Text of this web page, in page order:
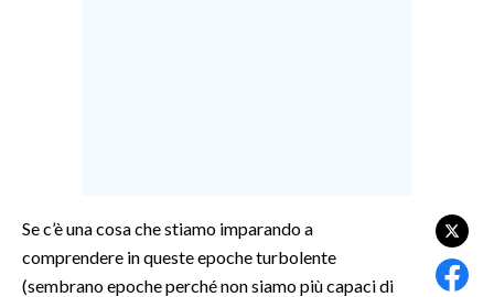
CALCIO
CALCIO REGIONALE
Se c’è una cosa che stiamo imparando a
comprendere in queste epoche turbolente
(sembrano epoche perché non siamo più capaci di